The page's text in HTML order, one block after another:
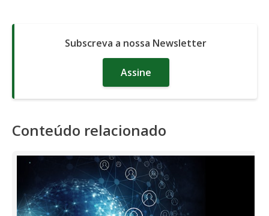
Subscreva a nossa Newsletter
Assine
Conteúdo relacionado